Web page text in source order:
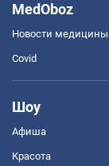
MedOboz
Новости медицины
Covid
Шоу
Афиша
Красота